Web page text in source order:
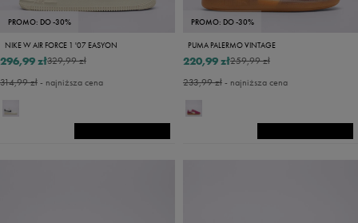
PROMO: DO -30%
NIKE W AIR FORCE 1 '07 EASYON
329,99 zł
296,99 zł
314,99 zł- najniższa cena
PROMO: DO -30%
PUMA PALERMO VINTAGE
259,99 zł
220,99 zł
233,99 zł- najniższa cena